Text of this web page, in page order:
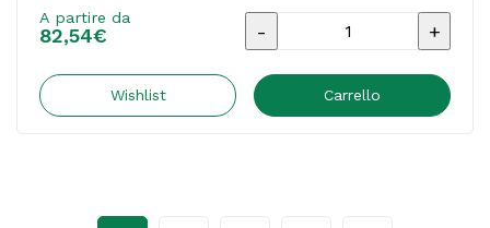
A partire da
82,54€
Lavagna
Magnetica
Wishlist Carrello